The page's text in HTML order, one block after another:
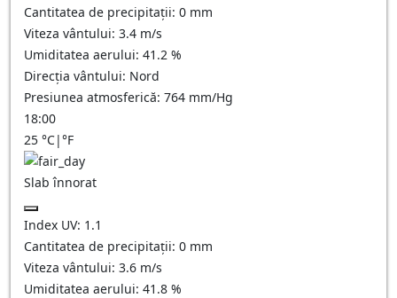
Cantitatea de precipitații: 0 mm
Viteza vântului: 3.4 m/s
Umiditatea aerului: 41.2 %
Direcția vântului: Nord
Presiunea atmosferică: 764 mm/Hg
18:00
25 °C|°F
Slab înnorat
Index UV: 1.1
Cantitatea de precipitații: 0 mm
Viteza vântului: 3.6 m/s
Umiditatea aerului: 41.8 %